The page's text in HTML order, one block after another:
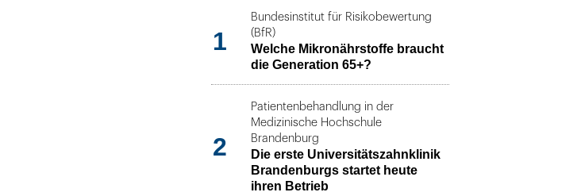
1
Bundesinstitut für Risikobewertung
(BfR)
Welche Mikronährstoffe braucht
die Generation 65+?
2
Patientenbehandlung in der
Medizinische Hochschule
Brandenburg
Die erste Universitätszahnklinik
Brandenburgs startet heute
ihren Betrieb